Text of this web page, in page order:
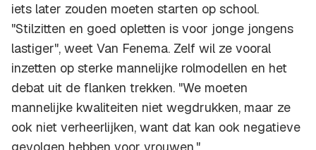
iets later zouden moeten starten op school.
"Stilzitten en goed opletten is voor jonge jongens
lastiger", weet Van Fenema. Zelf wil ze vooral
inzetten op sterke mannelijke rolmodellen en het
debat uit de flanken trekken. "We moeten
mannelijke kwaliteiten niet wegdrukken, maar ze
ook niet verheerlijken, want dat kan ook negatieve